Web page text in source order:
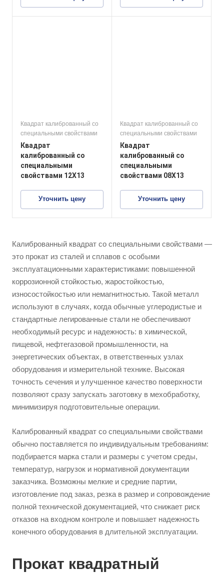
Квадрат калиброванный со
специальными свойствами
Квадрат
калиброванный со
специальными
свойствами 12Х13
Уточнить цену
Квадрат калиброванный со
специальными свойствами
Квадрат
калиброванный со
специальными
свойствами 08Х13
Уточнить цену
Калиброванный квадрат со специальными свойствами —
это прокат из сталей и сплавов с особыми
эксплуатационными характеристиками: повышенной
коррозионной стойкостью, жаростойкостью,
износостойкостью или немагнитностью. Такой металл
используют в случаях, когда обычные углеродистые и
стандартные легированные стали не обеспечивают
необходимый ресурс и надежность: в химической,
пищевой, нефтегазовой промышленности, на
энергетических объектах, в ответственных узлах
оборудования и измерительной технике. Высокая
точность сечения и улучшенное качество поверхности
позволяют сразу запускать заготовку в мехобработку,
минимизируя подготовительные операции.
Калиброванный квадрат со специальными свойствами
обычно поставляется по индивидуальным требованиям:
подбирается марка стали и размеры с учетом среды,
температур, нагрузок и нормативной документации
заказчика. Возможны мелкие и средние партии,
изготовление под заказ, резка в размер и сопровождение
полной технической документацией, что снижает риск
отказов на входном контроле и повышает надежность
конечного оборудования в длительной эксплуатации.
Прокат квадратный